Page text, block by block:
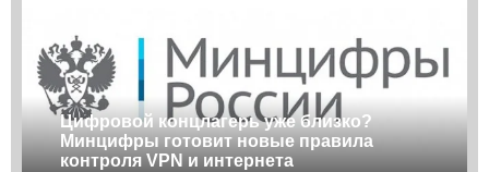
Цифровой концлагерь уже близко?
Минцифры готовит новые правила
контроля VPN и интернета